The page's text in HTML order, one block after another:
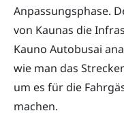
Anpassungsphase.
von Kaunas die
Kauno Autobusai
wie man das
um es für die
machen.